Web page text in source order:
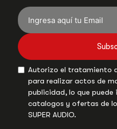
Autorizo el tratamiento
para realizar actos de
publicidad, lo que puede
catalogos y ofertas de
SUPER AUDIO.